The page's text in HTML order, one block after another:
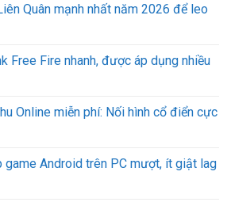
Quân mạnh nhất năm 2026 để leo
Free Fire nhanh, được áp dụng nhiều
Online miễn phí: Nối hình cổ điển cực
game Android trên PC mượt, ít giật lag